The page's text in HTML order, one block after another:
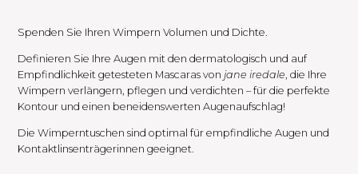
Spenden Sie Ihren Wimpern Volumen und Dichte.
Definieren Sie Ihre Augen mit den dermatologisch und auf
Empfindlichkeit getesteten Mascaras vonjane iredale, die Ihre
Wimpern verlängern, pflegen und verdichten – für die perfekte
Kontour und einen beneidenswerten Augenaufschlag!
Die Wimperntuschen sind optimal für empfindliche Augen und
Kontaktlinsenträgerinnen geeignet.